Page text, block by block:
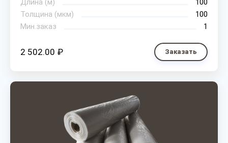
Длина (м)
100
Толщина (мкм)
100
Мин.заказ
1
2 502.00 ₽ Заказать